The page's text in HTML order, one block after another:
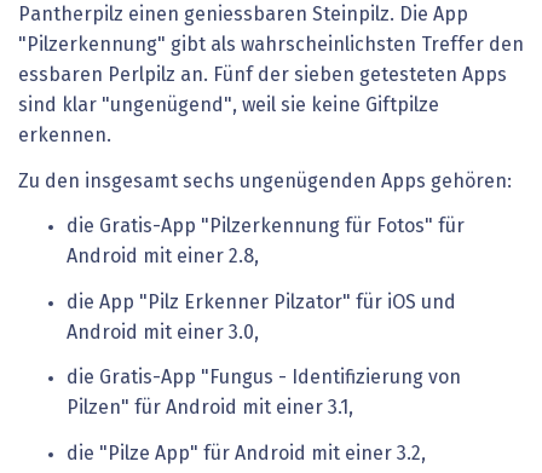
Pantherpilz einen geniessbaren Steinpilz. Die App
"Pilzerkennung" gibt als wahrscheinlichsten Treffer den
essbaren Perlpilz an. Fünf der sieben getesteten Apps
sind klar "ungenügend", weil sie keine Giftpilze
erkennen.
Zu den insgesamt sechs ungenügenden Apps gehören:
die Gratis-App "Pilzerkennung für Fotos" für
Android mit einer 2.8,
die App "Pilz Erkenner Pilzator" für iOS und
Android mit einer 3.0,
die Gratis-App "Fungus - Identifizierung von
Pilzen" für Android mit einer 3.1,
die "Pilze App" für Android mit einer 3.2,